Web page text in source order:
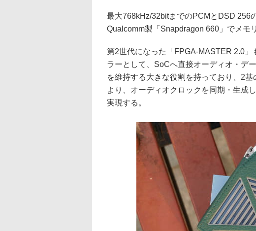
最大768kHz/32bitまでのPCMとDSD 256
Qualcomm製「Snapdragon 660」でメモ
第2世代になった「FPGA-MASTER 2.0
ラーとして、SoCへ直接オーディオ・デ
を維持する大きな役割を持っており、2
より、オーディオクロックを同期・生成
実現する。